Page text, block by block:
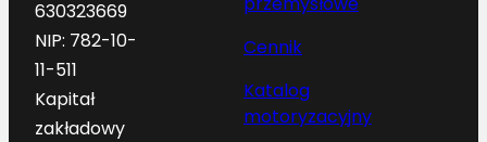
630323669
NIP: 782-10-
11-511
Kapitał
zakładowy
Cennik
Katalog
motoryzacyjny